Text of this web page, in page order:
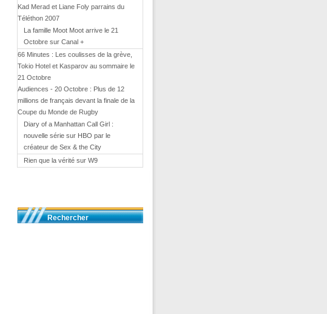
Kad Merad et Liane Foly parrains du
Téléthon 2007
La famille Moot Moot arrive le 21
Octobre sur Canal +
66 Minutes : Les coulisses de la grève,
Tokio Hotel et Kasparov au sommaire le
21 Octobre
Audiences - 20 Octobre : Plus de 12
millions de français devant la finale de la
Coupe du Monde de Rugby
Diary of a Manhattan Call Girl :
nouvelle série sur HBO par le
créateur de Sex & the City
Rien que la vérité sur W9
Rechercher